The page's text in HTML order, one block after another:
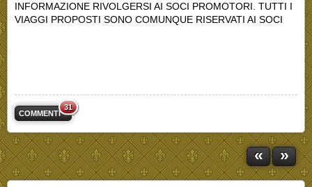
INFORMAZIONE RIVOLGERSI AI SOCI PROMOTORI. TUTTI I
VIAGGI PROPOSTI SONO COMUNQUE RISERVATI AI SOCI
COMMENTI
31
« »